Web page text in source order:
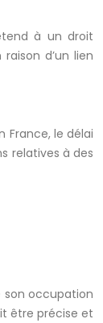
à un droit
d’un lien
France, le délai
relatives à des
son occupation
être précise et